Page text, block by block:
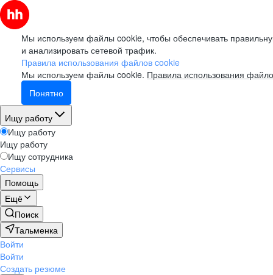
Мы используем файлы cookie, чтобы обеспечивать
и анализировать сетевой трафик.
Правила использования файлов cookie
Мы используем файлы cookie. Правила использования
Понятно
Ищу работу
Ищу работу
Ищу работу
Ищу сотрудника
Сервисы
Помощь
Ещё
Поиск
Тальменка
Войти
Войти
Создать резюме